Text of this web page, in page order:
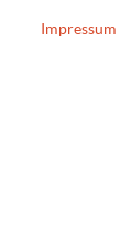
Impressum